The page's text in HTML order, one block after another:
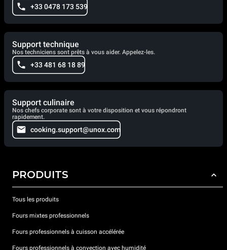
+33 0478 173 539
Support technique
Nos techniciens sont prêts à vous aider. Appelez-les.
+33 481 68 18 89
Support culinaire
Nos chefs corporate sont à votre disposition et vous répondront
rapidement.
cooking.support@unox.com
PRODUITS
Tous les produits
Fours mixtes professionnels
Fours professionnels à cuisson accélérée
Fours professionnels à convection avec humidité